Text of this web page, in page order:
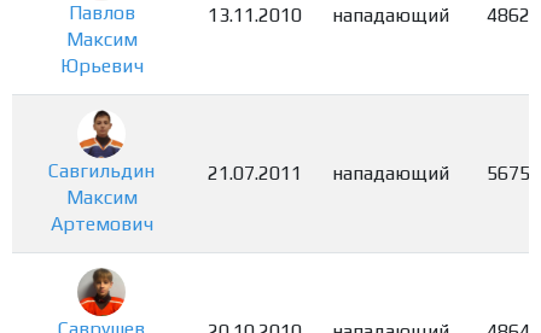
Павлов
Максим
Юрьевич
13.11.2010 нападающий 4862
Савгильдин
Максим
Артемович
21.07.2011 нападающий 5675